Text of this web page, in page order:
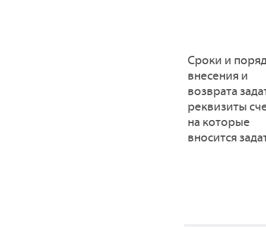
Сроки и
внесения и
возврата
реквизиты
на которые
вносится